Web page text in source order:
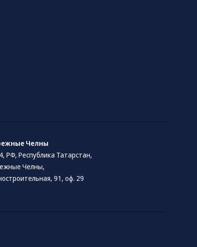
Челны
РФ, Республика Татарстан​,
Челны,
91, оф. 29